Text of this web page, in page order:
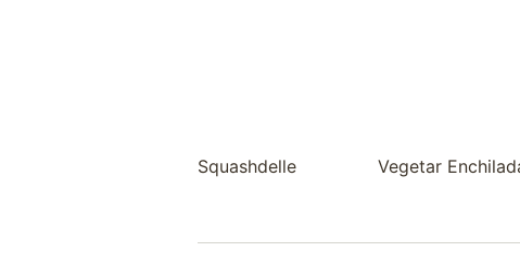
Squashdelle Vegetar